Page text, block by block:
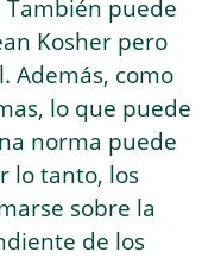
puede
Kosher pero
Además, como
lo que puede
norma puede
lo tanto, los
sobre la
de los